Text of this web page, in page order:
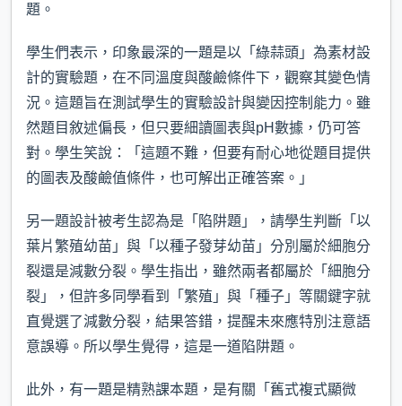
題。
學生們表示，印象最深的一題是以「綠蒜頭」為素材設
計的實驗題，在不同溫度與酸鹼條件下，觀察其變色情
況。這題旨在測試學生的實驗設計與變因控制能力。雖
然題目敘述偏長，但只要細讀圖表與pH數據，仍可答
對。學生笑說：「這題不難，但要有耐心地從題目提供
的圖表及酸鹼值條件，也可解出正確答案。」
另一題設計被考生認為是「陷阱題」，請學生判斷「以
葉片繁殖幼苗」與「以種子發芽幼苗」分別屬於細胞分
裂還是減數分裂。學生指出，雖然兩者都屬於「細胞分
裂」，但許多同學看到「繁殖」與「種子」等關鍵字就
直覺選了減數分裂，結果答錯，提醒未來應特別注意語
意誤導。所以學生覺得，這是一道陷阱題。
此外，有一題是精熟課本題，是有關「舊式複式顯微